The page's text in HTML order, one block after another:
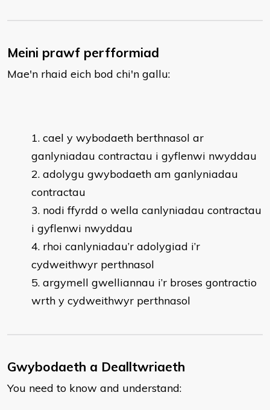
Meini prawf perfformiad
Mae'n rhaid eich bod chi'n gallu:
cael y wybodaeth berthnasol ar
ganlyniadau contractau i gyflenwi nwyddau
adolygu gwybodaeth am ganlyniadau
contractau
nodi ffyrdd o wella canlyniadau contractau
i gyflenwi nwyddau
rhoi canlyniadau’r adolygiad i’r
cydweithwyr perthnasol
argymell gwelliannau i’r broses gontractio
wrth y cydweithwyr perthnasol
Gwybodaeth a Dealltwriaeth
You need to know and understand: